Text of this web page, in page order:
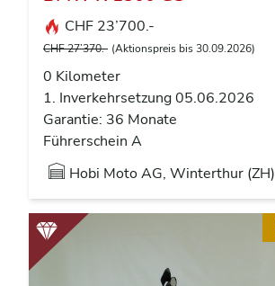
CHF 23’700.-
CHF 27’370.- (Aktionspreis bis 30.09.2026)
0 Kilometer
1. Inverkehrsetzung 05.06.2026
Garantie: 36 Monate
Führerschein A
Hobi Moto AG, Winterthur (ZH)